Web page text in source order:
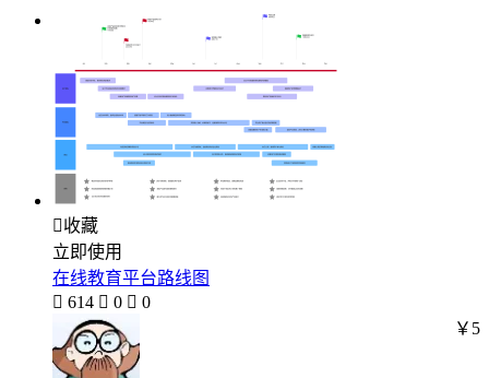
收藏
立即使用
在线教育平台路线图
 614  0  0
￥5